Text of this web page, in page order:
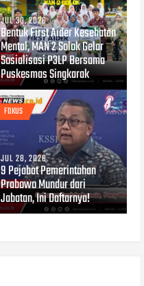
JUL 30, 2026
Bentuk First Aider Kesehatan
Mental, MAN 2 Solok Gelar
Sosialisasi P3LP Bersama
Puskesmas Singkarak
FOKUS
JUL 28, 2026
9 Pejabat Pemerintahan
Prabowo Mundur dari
Jabatan, Ini Daftarnya!